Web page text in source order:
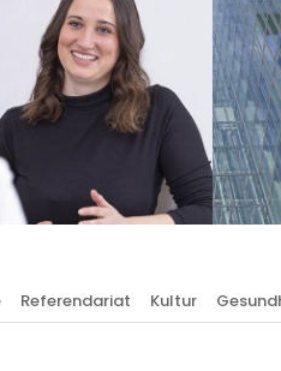
Referendariat Kultur